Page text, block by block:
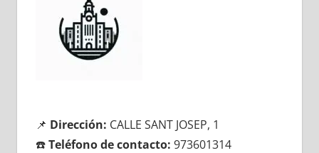
📌 Dirección: CALLE SANT JOSEP, 1
☎️Teléfono dе contacto: 973601314